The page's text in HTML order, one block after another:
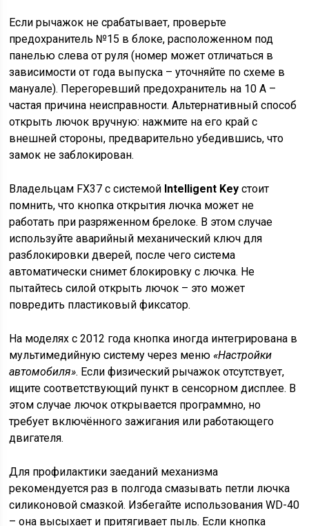
Если рычажок не срабатывает, проверьте
предохранитель №15 в блоке, расположенном под
панелью слева от руля (номер может отличаться в
зависимости от года выпуска – уточняйте по схеме в
мануале). Перегоревший предохранитель на 10 А –
частая причина неисправности. Альтернативный способ
открыть лючок вручную: нажмите на его край с
внешней стороны, предварительно убедившись, что
замок не заблокирован.
Владельцам FX37 с системой Intelligent Key стоит
помнить, что кнопка открытия лючка может не
работать при разряженном брелоке. В этом случае
используйте аварийный механический ключ для
разблокировки дверей, после чего система
автоматически снимет блокировку с лючка. Не
пытайтесь силой открыть лючок – это может
повредить пластиковый фиксатор.
На моделях с 2012 года кнопка иногда интегрирована в
мультимедийную систему через меню«Настройки
автомобиля». Если физический рычажок отсутствует,
ищите соответствующий пункт в сенсорном дисплее. В
этом случае лючок открывается программно, но
требует включённого зажигания или работающего
двигателя.
Для профилактики заеданий механизма
рекомендуется раз в полгода смазывать петли лючка
силиконовой смазкой. Избегайте использования WD-40
– она высыхает и притягивает пыль. Если кнопка